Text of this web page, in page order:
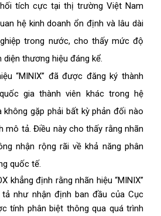
tích cực tại thị trường Việt Nam
hệ kinh doanh ổn định và lâu dài
trong nước, cho thấy mức độ
diện thương hiệu đáng kể.
“MINIX” đã được đăng ký thành
gia thành viên khác trong hệ
không gặp phải bất kỳ phản đối nào
mô tả. Điều này cho thấy rằng nhãn
nhận rộng rãi về khả năng phân
quốc tế.
khẳng định rằng nhãn hiệu “MINIX”
như nhận định ban đầu của Cục
tính phân biệt thông qua quá trình